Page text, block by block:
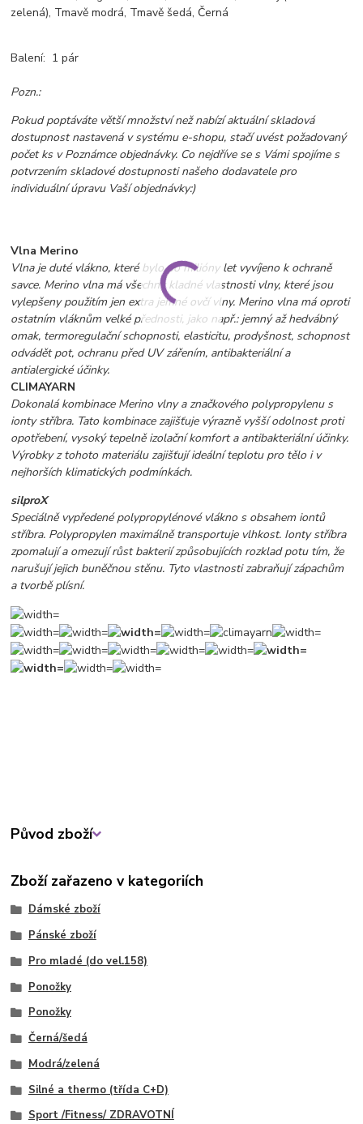
zelená), Tmavě modrá, Tmavě šedá, Černá
Balení: 1 pár
Pozn.:
Pokud poptáváte větší množství než nabízí aktuální skladová
dostupnost nastavená v systému e-shopu, stačí uvést požadovaný
počet ks v Poznámce objednávky. Co nejdříve se s Vámi spojíme s
potvrzením skladové dostupnosti našeho dodavatele pro
individuální úpravu Vaší objednávky:)
Vlna Merino
Vlna je duté vlákno, které bylo po milióny let vyvíjeno k ochraně
savce. Merino vlna má všechny kladné vlastnosti vlny, které jsou
vylepšeny použitím jen extra jemné ovčí vlny. Merino vlna má oproti
ostatním vláknům velké přednosti, jako např.: jemný až hedvábný
omak, termoregulační schopnosti, elasticitu, prodyšnost, schopnost
odvádět pot, ochranu před UV zářením, antibakteriální a
antialergické účinky.
CLIMAYARN
Dokonalá kombinace Merino vlny a značkového polypropylenu s
ionty stříbra. Tato kombinace zajišťuje výrazně vyšší odolnost proti
opotřebení, vysoký tepelně izolační komfort a antibakteriální účinky.
Výrobky z tohoto materiálu zajišťují ideální teplotu pro tělo i v
nejhorších klimatických podmínkách.
silproX
Speciálně vypředené polypropylénové vlákno s obsahem iontů
stříbra. Polypropylen maximálně transportuje vlhkost. Ionty stříbra
zpomalují a omezují růst bakterií způsobujících rozklad potu tím, že
narušují jejich buněčnou stěnu. Tyto vlastnosti zabraňují zápachům
a tvorbě plísní.
Původ zboží
Zboží zařazeno v kategoriích
Dámské zboží
Pánské zboží
Pro mladé (do vel.158)
Ponožky
Ponožky
Černá/šedá
Modrá/zelená
Silné a thermo (třída C+D)
Sport /Fitness/ ZDRAVOTNÍ